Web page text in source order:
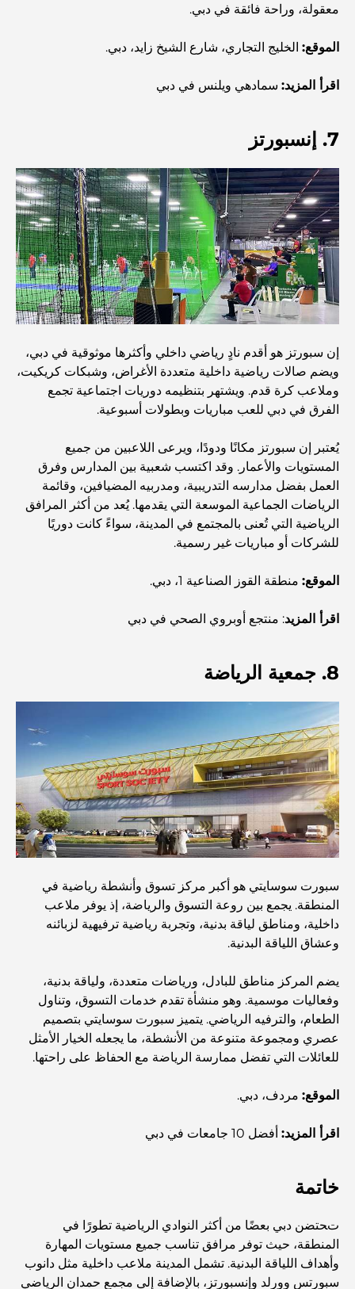
مطاعم شاطئ J1: وجهة دبي الجديدة لتناول الطعام الفاخر
أغلى ساعات رولكس التي بيعت على الإطلاق
حضانة أطفال في دبي هيلز: دليل للآباء
أفضل المقاهي في وسط مدينة دبي: دليل شامل لعشاق القهوة
أغلى سيارات مرسيدس التي تم تصنيعها على الإطلاق
الانتقال إلى دبي من أستراليا: دليل شامل للانتقال
رحلة سفاري فاخرة ليلية في دبي: ملاذ فاخر
أغلى سيارات تسلا: الابتكار يلتقي بالأداء
مطاعم الوصل: أشهر أماكن تناول الطعام في دبي
أغنى عشر دول في العالم
أنشطة يمكنك القيام بها مع الأطفال في دبي: دليل عائلي شامل
أفضل المنتجعات الشاطئية في دبي لقضاء عطلة فاخرة
أماكن رومانسية في دبي للحظات لا تُنسى
أفضل إقامة محلية في دبي: أفضل الفنادق والمنتجعات
أفضل المطاعم لتناول غداء عمل في مركز دبي المالي العالمي
أغلى ماركات الملابس في العالم
العمارة العثمانية: إرث غني من الفن والثقافة والإمبراطورية
كيف تختار مستشارًا ماليًا في دبي؟
أغلى الطائرات الخاصة: نظرة على عالم الرفاهية في عالم
أغلى خواتم الخطوبة في العالم
المدارس الهندية في دبي: الدليل الأمثل للآباء
Exploring The Most Iconic Landmarks In Abu
Dhabi
معقولة، وراحة فائقة في دبي.
الموقع: الخليج التجاري، شارع الشيخ زايد، دبي.
اقرأ المزيد: سمادهي ويلنس في دبي
7. إنسبورتز
إن سبورتز هو أقدم نادٍ رياضي داخلي وأكثرها موثوقية في دبي،
ويضم صالات رياضية داخلية متعددة الأغراض، وشبكات كريكيت،
وملاعب كرة قدم. ويشتهر بتنظيمه دوريات اجتماعية تجمع
الفرق في دبي للعب مباريات وبطولات أسبوعية.
يُعتبر إن سبورتز مكانًا ودودًا، ويرعى اللاعبين من جميع
المستويات والأعمار. وقد اكتسب شعبية بين المدارس وفرق
العمل بفضل مدارسه التدريبية، ومدربيه المضيافين، وقائمة
الرياضات الجماعية الموسعة التي يقدمها. يُعد من أكثر المرافق
الرياضية التي تُعنى بالمجتمع في المدينة، سواءً كانت دوريًا
للشركات أو مباريات غير رسمية.
الموقع: منطقة القوز الصناعية 1، دبي.
اقرأ المزيد: منتجع أوبروي الصحي في دبي
8. جمعية الرياضة
سبورت سوسايتي هو أكبر مركز تسوق وأنشطة رياضية في
المنطقة. يجمع بين روعة التسوق والرياضة، إذ يوفر ملاعب
داخلية، ومناطق لياقة بدنية، وتجربة رياضية ترفيهية لزبائنه
وعشاق اللياقة البدنية.
يضم المركز مناطق للبادل، ورياضات متعددة، ولياقة بدنية،
وفعاليات موسمية. وهو منشأة تقدم خدمات التسوق، وتناول
الطعام، والترفيه الرياضي. يتميز سبورت سوسايتي بتصميم
عصري ومجموعة متنوعة من الأنشطة، ما يجعله الخيار الأمثل
للعائلات التي تفضل ممارسة الرياضة مع الحفاظ على راحتها.
الموقع: مردف، دبي.
اقرأ المزيد: أفضل 10 جامعات في دبي
خاتمة
تحتضن دبي بعضًا من أكثر النوادي الرياضية تطورًا في
المنطقة، حيث توفر مرافق تناسب جميع مستويات المهارة
وأهداف اللياقة البدنية. تشمل المدينة ملاعب داخلية مثل دانوب
سبورتس وورلد وإنسبورتز، بالإضافة إلى مجمع حمدان الرياضي